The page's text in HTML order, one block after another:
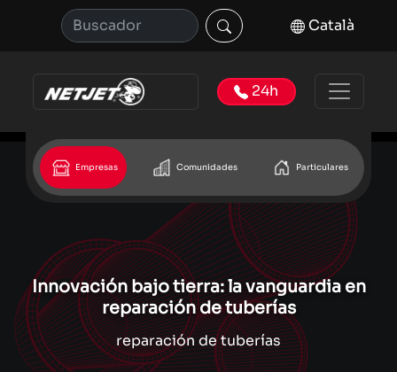
Català
24h
Empresas Comunidades Particulares
Innovación bajo tierra: la vanguardia en
reparación de tuberías
reparación de tuberías